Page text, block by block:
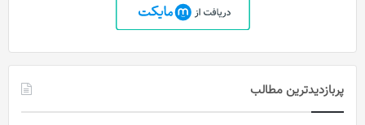
پربازدیدترین مطالب